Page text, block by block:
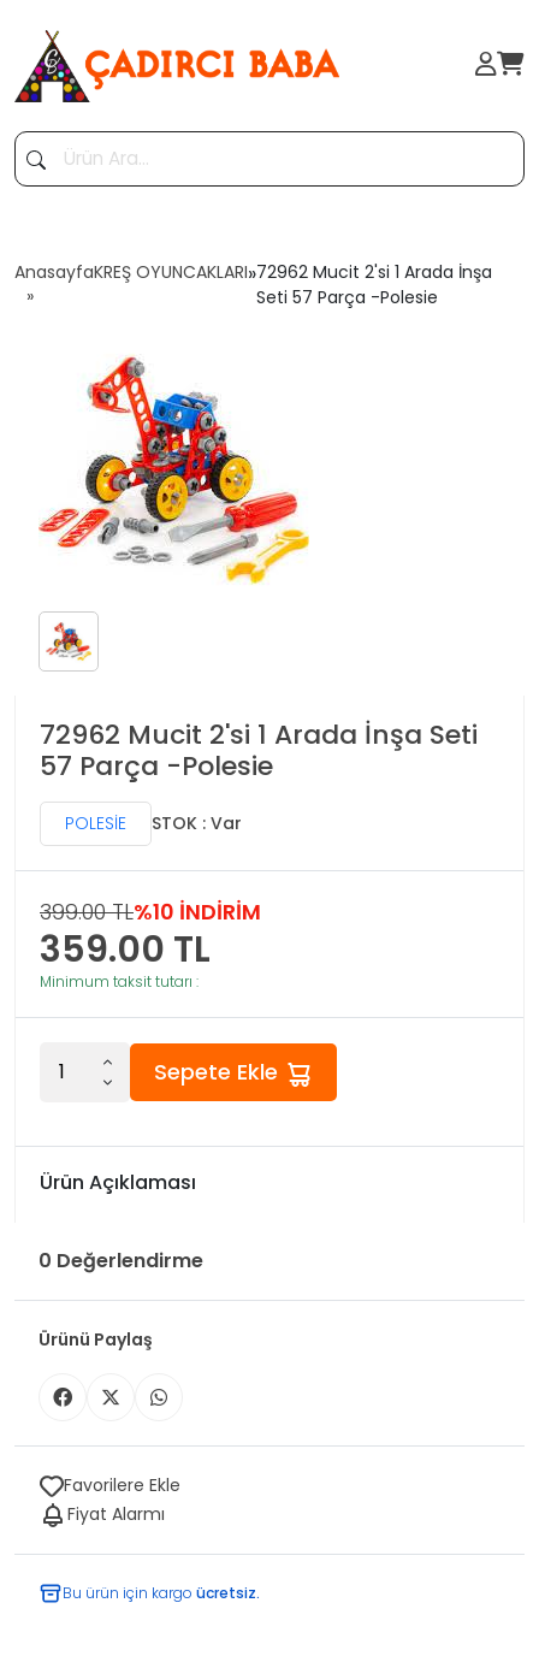
AnasayfaKREŞ OYUNCAKLARI»72962 Mucit 2'si 1 Arada İnşa
Seti 57 Parça -Polesie
72962 Mucit 2'si 1 Arada İnşa Seti
57 Parça -Polesie
POLESİE STOK : Var
399.00 TL%10 İNDİRİM
359.00 TL
Minimum taksit tutarı :
Sepete Ekle
Ürün Açıklaması
0 Değerlendirme
Ürünü Paylaş
Favorilere Ekle
Fiyat Alarmı
Bu ürün için kargo ücretsiz.